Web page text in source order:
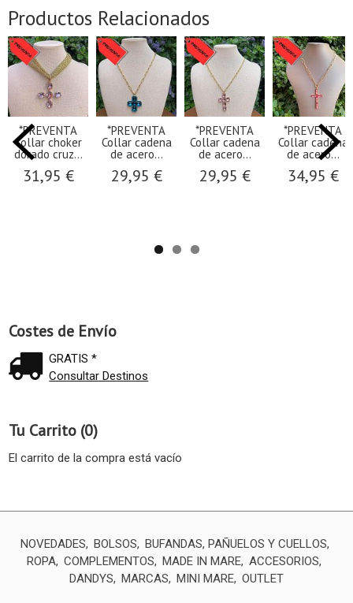
Costes de Envío
GRATIS *
Consultar Destinos
Tu Carrito (0)
El carrito de la compra está vacío
Productos Relacionados
*PREVENTA
Collar choker
dorado cruz...
31,95 €
*PREVENTA
Collar cadena
de acero...
29,95 €
*PREVENTA
Collar cadena
de acero...
29,95 €
*PREVENTA
Collar cadena
de acero...
34,95 €
NOVEDADES BOLSOS
BUFANDAS, PAÑUELOS Y CUELLOS
ROPA COMPLEMENTOS MADE IN MARE ACCESORIOS
DANDYS
MARCAS MINI MARE OUTLET